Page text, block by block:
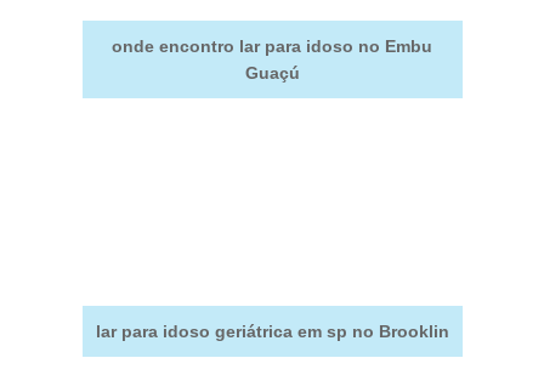
onde encontro lar para idoso no Embu
Guaçú
lar para idoso geriátrica em sp no Brooklin